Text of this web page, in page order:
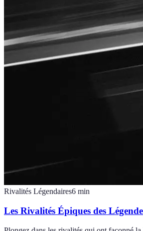
Rivalités Légendaires6 min
Les Rivalités Épiques des